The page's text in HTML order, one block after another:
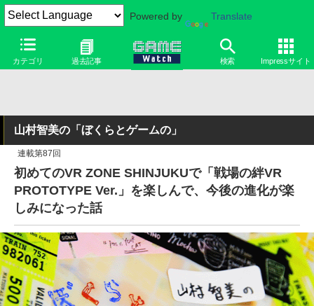
Powered by Translate
カテゴリ 過去記事 検索 Impressサイト
山村智美の「ぼくらとゲームの」
連載第87回
初めてのVR ZONE SHINJUKUで「戦場の絆VR
PROTOTYPE Ver.」を楽しんで、今後の進化が楽
しみになった話